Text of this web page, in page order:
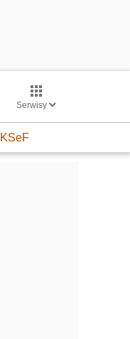
Serwisy
KSeF